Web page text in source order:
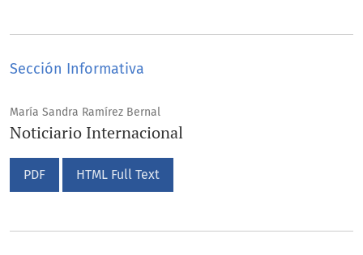
Sección Informativa
María Sandra Ramírez Bernal
Noticiario Internacional
PDF HTML Full Text